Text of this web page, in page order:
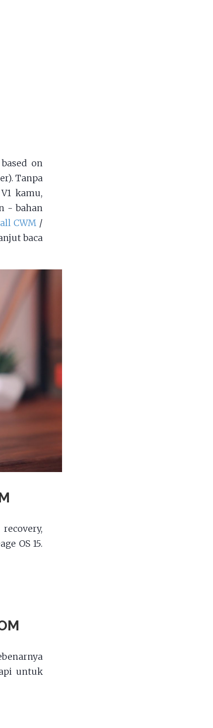
based on
Tanpa
kamu,
- bahan
CWM /
baca
OS 15.
untuk